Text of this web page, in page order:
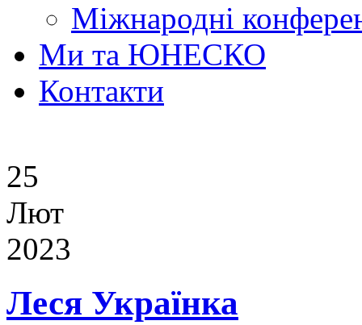
Міжнародні
Ми та ЮНЕСКО
Контакти
25
Лют
2023
Леся Українка